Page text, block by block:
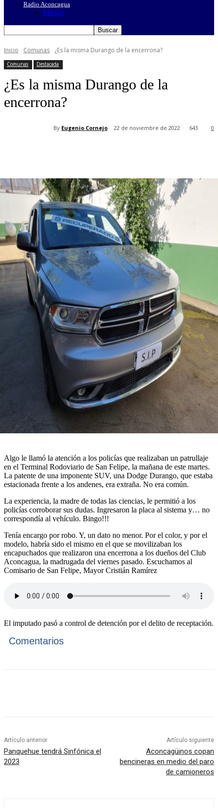
Radio Aconcagua
Misión
Inicio Comunas ¿Es la misma Durango de la encerrona?
Comunas Destacada
¿Es la misma Durango de la
encerrona?
By Eugenio Cornejo 22 de noviembre de 2022 0
643
Algo le llamó la atención a los policías que realizaban un patrullaje
en el Terminal Rodoviario de San Felipe, la mañana de este martes.
La patente de una imponente SUV, una Dodge Durango, que estaba
estacionada frente a los andenes, era extraña. No era común.
La experiencia, la madre de todas las ciencias, le permitió a los
policías corroborar sus dudas. Ingresaron la placa al sistema y… no
correspondía al vehículo. Bingo!!!
Tenía encargo por robo. Y, un dato no menor. Por el color, y por el
modelo, habría sido el mismo en el que se movilizaban los
encapuchados que realizaron una encerrona a los dueños del Club
Aconcagua, la madrugada del viernes pasado. Escuchamos al
Comisario de San Felipe, Mayor Cristián Ramírez
El imputado pasó a control de detención por el delito de receptación.
Comentarios
Artículo anterior
Panquehue tendrá Sinfónica el
2023
Artículo siguiente
Aconcagüinos copan
bencineras en medio del paro
de camioneros